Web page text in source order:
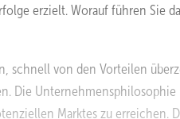
erzielt. Worauf führen Sie
schnell von den Vorteilen
Die Unternehmensphilosophie
Marktes zu erreichen.